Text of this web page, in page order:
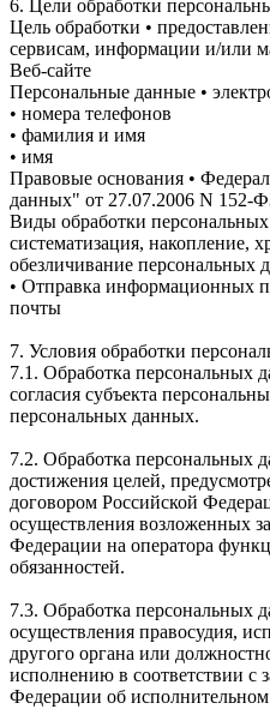
6. Цели обработки
Цель обработки •
сервисам, информации и/или
Веб-сайте
Персональные данные •
• номера телефонов
• фамилия и имя
• имя
Правовые основания •
данных" от 27.07.2006 N 152-
Виды обработки
систематизация, накопление,
обезличивание персональных
• Отправка информационных
почты
7. Условия обработки
7.1. Обработка персональных
согласия субъекта
персональных данных.
7.2. Обработка персональных
достижения целей,
договором Российской
осуществления возложенных
Федерации на оператора
обязанностей.
7.3. Обработка персональных
осуществления правосудия,
другого органа или
исполнению в соответствии с
Федерации об исполнительном